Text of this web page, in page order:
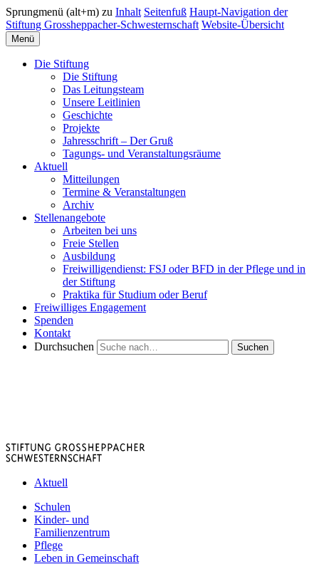
Sprungmenü (alt+m) zu Inhalt Seitenfuß Haupt-Navigation der
Stiftung Grossheppacher-Schwesternschaft Website-Übersicht
Menü
Die Stiftung
Die Stiftung
Das Leitungsteam
Unsere Leitlinien
Geschichte
Projekte
Jahresschrift – Der Gruß
Tagungs- und Veranstaltungsräume
Aktuell
Mitteilungen
Termine & Veranstaltungen
Archiv
Stellenangebote
Arbeiten bei uns
Freie Stellen
Ausbildung
Freiwilligendienst: FSJ oder BFD in der Pflege und in
der Stiftung
Praktika für Studium oder Beruf
Freiwilliges Engagement
Spenden
Kontakt
Durchsuchen
Suchen
Aktuell
Schulen
Kinder- und
Familienzentrum
Pflege
Leben in Gemeinschaft